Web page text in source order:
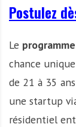
Postulez
Le
chance
de 21 à 35
une startup
résidentiel